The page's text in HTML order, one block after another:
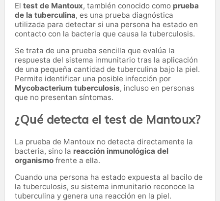
El test de Mantoux, también conocido como prueba
de la tuberculina, es una prueba diagnóstica
utilizada para detectar si una persona ha estado en
contacto con la bacteria que causa la tuberculosis.
Se trata de una prueba sencilla que evalúa la
respuesta del sistema inmunitario tras la aplicación
de una pequeña cantidad de tuberculina bajo la piel.
Permite identificar una posible infección por
Mycobacterium tuberculosis, incluso en personas
que no presentan síntomas.
¿Qué detecta el test de Mantoux?
La prueba de Mantoux no detecta directamente la
bacteria, sino la reacción inmunológica del
organismo frente a ella.
Cuando una persona ha estado expuesta al bacilo de
la tuberculosis, su sistema inmunitario reconoce la
tuberculina y genera una reacción en la piel.